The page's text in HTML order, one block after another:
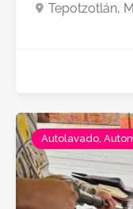
Tepotzotlán,
Autolavado,